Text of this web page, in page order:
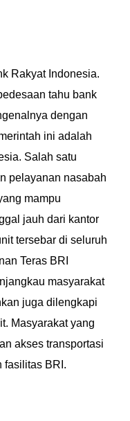
Rakyat Indonesia.
tahu bank
dengan
ini adalah
Salah satu
pelayanan nasabah
mampu
jauh dari kantor
tersebar di seluruh
Teras BRI
masyarakat
juga dilengkapi
Masyarakat yang
akses transportasi
fasilitas BRI.